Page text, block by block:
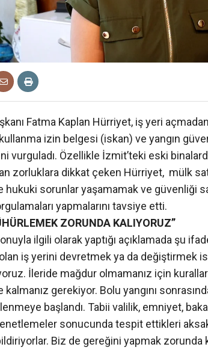
Fatma Kaplan Hürriyet, iş yeri
izin belgesi (iskan) ve yangın
vurguladı. Özellikle İzmit’teki eski
zorluklara dikkat çeken Hürriyet, mülk
hukuki sorunlar yaşamamak ve güvenliği
yapmalarını tavsiye etti.
ZORUNDA KALIYORUZ”
ilgili olarak yaptığı açıklamada şu
iş yerini devretmek ya da değiştirmek
İleride mağdur olmamanız için
gerekiyor. Bolu yangını
başlandı. Tabii valilik, emniyet,
sonucunda tespit ettikleri
Biz de gereğini yapmak zorunda